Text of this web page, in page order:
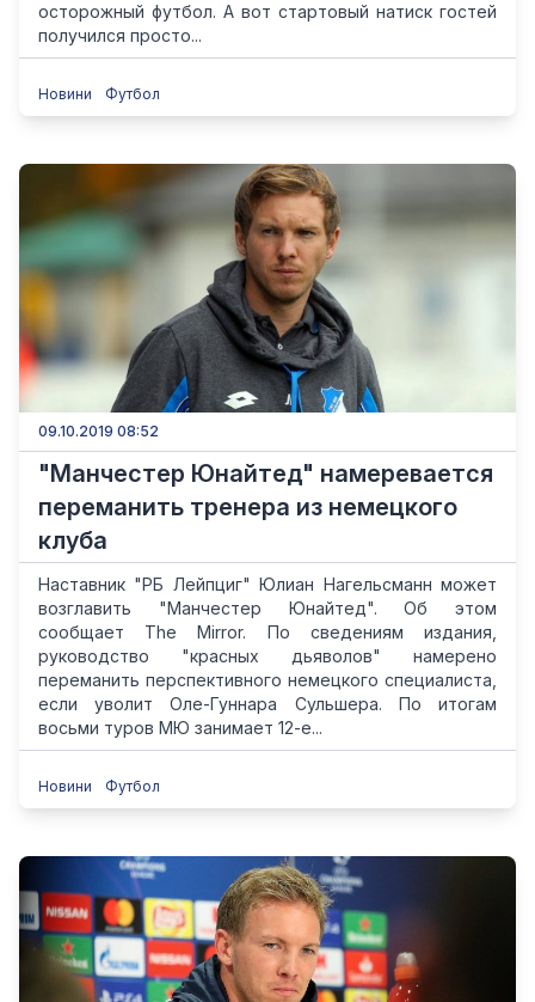
осторожный футбол. А вот стартовый натиск гостей
получился просто...
Новини Футбол
09.10.2019 08:52
"Манчестер Юнайтед" намеревается
переманить тренера из немецкого
клуба
Наставник "РБ Лейпциг" Юлиан Нагельсманн может
возглавить "Манчестер Юнайтед". Об этом
сообщает The Mirror. По сведениям издания,
руководство "красных дьяволов" намерено
переманить перспективного немецкого специалиста,
если уволит Оле-Гуннара Сульшера. По итогам
восьми туров МЮ занимает 12-е...
Новини Футбол